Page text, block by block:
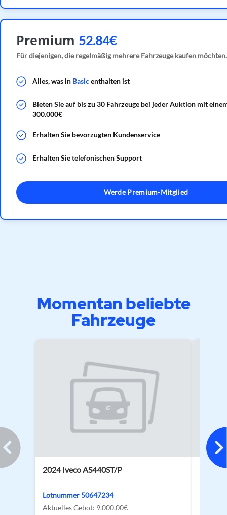
Premium 52.84€
Für diejenigen, die regelmäßig mehrere Fahrzeuge kaufen möchten.
Alles, was in Basicenthalten ist
Bieten Sie auf bis zu 30 Fahrzeuge bei jeder Auktion mit
300.000€
Erhalten Sie bevorzugten Kundenservice
Erhalten Sie telefonischen Support
Werde Premium-Mitglied
Momentan beliebte
Fahrzeuge
2024 Iveco AS440ST/P
Lotnummer 50647234
Aktuelles Gebot: 9.000,00€
2026